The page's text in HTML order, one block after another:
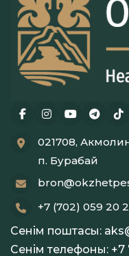
021708,
п. Бурабай
+7 (702) 059 20
Сенім поштасы:
Сенім телефоны: +7